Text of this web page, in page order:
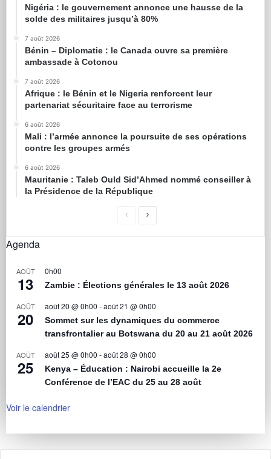
Nigéria : le gouvernement annonce une hausse de la
solde des militaires jusqu’à 80%
7 août 2026
Bénin – Diplomatie : le Canada ouvre sa première
ambassade à Cotonou
7 août 2026
Afrique : le Bénin et le Nigeria renforcent leur
partenariat sécuritaire face au terrorisme
6 août 2026
Mali : l’armée annonce la poursuite de ses opérations
contre les groupes armés
6 août 2026
Mauritanie : Taleb Ould Sid’Ahmed nommé conseiller à
la Présidence de la République
Agenda
AOÛT
13
0h00
Zambie : Élections générales le 13 août 2026
AOÛT
20
août 20 @ 0h00 -août 21 @ 0h00
Sommet sur les dynamiques du commerce
transfrontalier au Botswana du 20 au 21 août 2026
AOÛT
25
août 25 @ 0h00 -août 28 @ 0h00
Kenya – Éducation : Nairobi accueille la 2e
Conférence de l’EAC du 25 au 28 août
Voir le calendrier